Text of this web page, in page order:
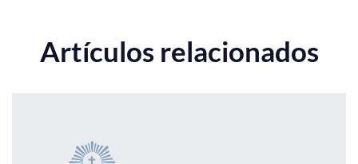
Artículos relacionados